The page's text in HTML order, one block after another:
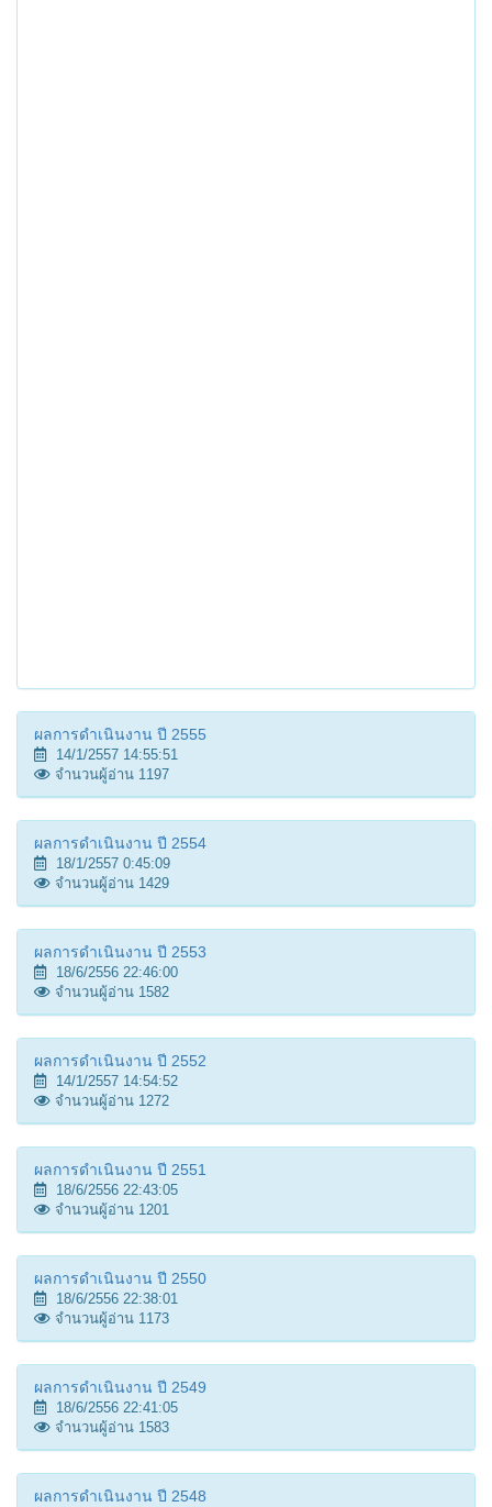
ผลการดำเนินงาน ปี 2555
14/1/2557 14:55:51
จำนวนผู้อ่าน 1197
ผลการดำเนินงาน ปี 2554
18/1/2557 0:45:09
จำนวนผู้อ่าน 1429
ผลการดำเนินงาน ปี 2553
18/6/2556 22:46:00
จำนวนผู้อ่าน 1582
ผลการดำเนินงาน ปี 2552
14/1/2557 14:54:52
จำนวนผู้อ่าน 1272
ผลการดำเนินงาน ปี 2551
18/6/2556 22:43:05
จำนวนผู้อ่าน 1201
ผลการดำเนินงาน ปี 2550
18/6/2556 22:38:01
จำนวนผู้อ่าน 1173
ผลการดำเนินงาน ปี 2549
18/6/2556 22:41:05
จำนวนผู้อ่าน 1583
ผลการดำเนินงาน ปี 2548